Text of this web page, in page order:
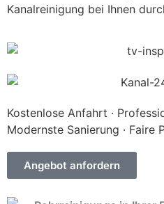
Kanalreinigung bei Ihnen
Kostenlose Anfahrt ·
Modernste Sanierung · Faire
Angebot anfordern